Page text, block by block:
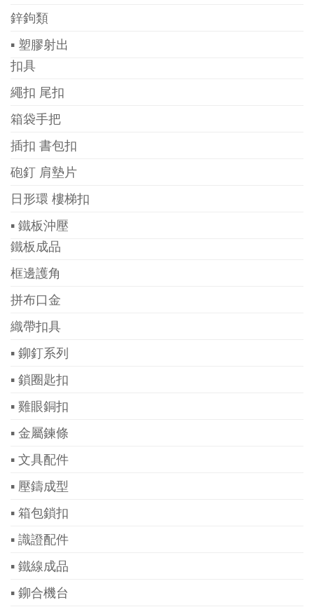
鋅鉤類
▪ 塑膠射出
扣具
繩扣 尾扣
箱袋手把
插扣 書包扣
砲釘 肩墊片
日形環 樓梯扣
▪ 鐵板沖壓
鐵板成品
框邊護角
拼布口金
織帶扣具
▪ 鉚釘系列
▪ 鎖圈匙扣
▪ 雞眼銅扣
▪ 金屬鍊條
▪ 文具配件
▪ 壓鑄成型
▪ 箱包鎖扣
▪ 識證配件
▪ 鐵線成品
▪ 鉚合機台